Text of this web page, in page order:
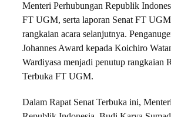
Menteri Perhubungan Republik
FT UGM, serta laporan Senat FT
rangkaian acara selanjutnya.
Johannes Award kepada Koichiro
Wardiyasa menjadi penutup rangkaian
Terbuka FT UGM.
Dalam Rapat Senat Terbuka ini,